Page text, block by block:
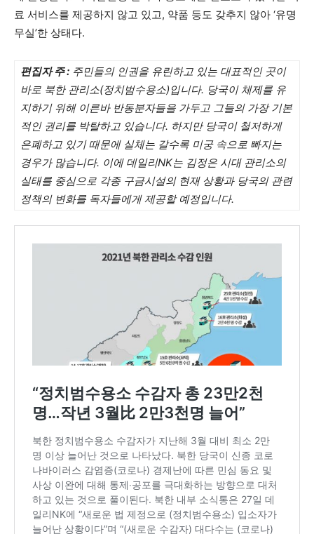
료 서비스를 제공하지 않고 있고, 약품 등도 갖추지 않아 ‘유명
무실’한 상태다.
편집자 주: 주민들의 인권을 유린하고 있는 대표적인 곳이
바로 북한 관리소(정치범수용소) 입니다. 당국이 체제를 유
지하기 위해 이른바 반동분자들을 가두고 그들의 가장 기본
적인 권리를 박탈하고 있습니다. 하지만 당국이 철저하게
은폐하고 있기 때문에 실체는 갈수록 미궁 속으로 빠지는
경우가 많습니다. 이에 데일리NK는 김정은 시대 관리소의
실태를 중심으로 각종 구금시설의 현재 상황과 당국의 관련
정책의 변화를 독자들에게 제공할 예정입니다.